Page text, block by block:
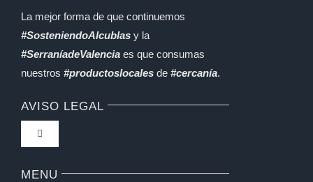
La mejor forma de que continuemos
#SosteniendoAlcublasy la
#SerraníadeValenciaes que consumas
nuestros #productoslocalesde #cercanía.
AVISO LEGAL
Toggle
Navigation
Política de privacidad
MENU